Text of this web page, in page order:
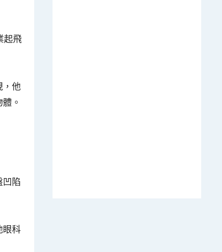
起飛
，他
。
凹陷
眼科